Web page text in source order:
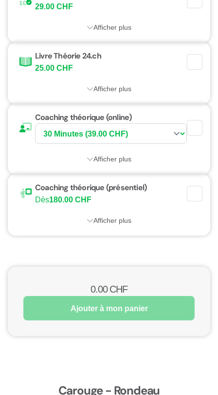
29.00 CHF
Afficher plus
Livre Théorie 24.ch
25.00 CHF
Afficher plus
Coaching théorique (online)
Afficher plus
Coaching théorique (présentiel)
Dès180.00 CHF
Afficher plus
0.00CHF
Ajouter à mon panier
Carouge - Rondeau